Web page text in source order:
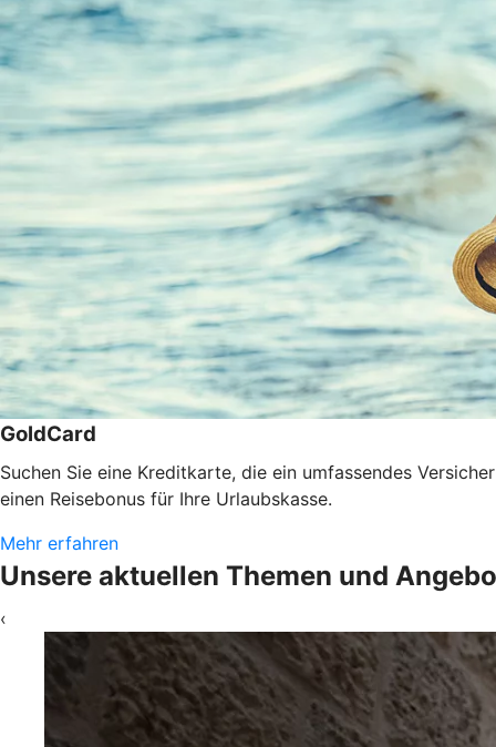
GoldCard
Suchen Sie eine Kreditkarte, die ein umfassendes
einen Reisebonus für Ihre Urlaubskasse.
Mehr erfahren
Unsere aktuellen Themen und
‹